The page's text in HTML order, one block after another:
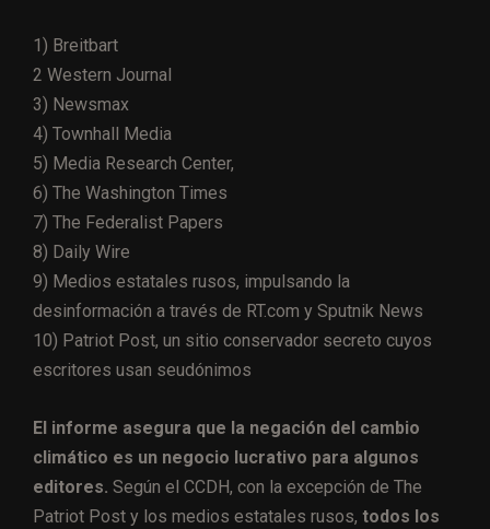
1) Breitbart
2 Western Journal
3) Newsmax
4) Townhall Media
5) Media Research Center,
6) The Washington Times
7) The Federalist Papers
8) Daily Wire
9) Medios estatales rusos, impulsando la
desinformación a través de RT.com y Sputnik News
10) Patriot Post, un sitio conservador secreto cuyos
escritores usan seudónimos
El informe asegura que la negación del cambio
climático es un negocio lucrativo para algunos
editores. Según el CCDH, con la excepción de The
Patriot Post y los medios estatales rusos, todos los